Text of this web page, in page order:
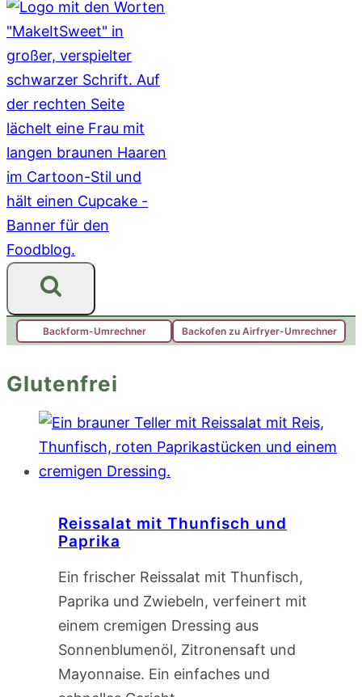
Backform-Umrechner Backofen zu Airfryer-Umrechner
Glutenfrei
Reissalat mit Thunfisch und
Paprika
Ein frischer Reissalat mit Thunfisch,
Paprika und Zwiebeln, verfeinert mit
einem cremigen Dressing aus
Sonnenblumenöl, Zitronensaft und
Mayonnaise. Ein einfaches und